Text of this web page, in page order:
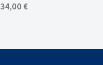
34,00 €